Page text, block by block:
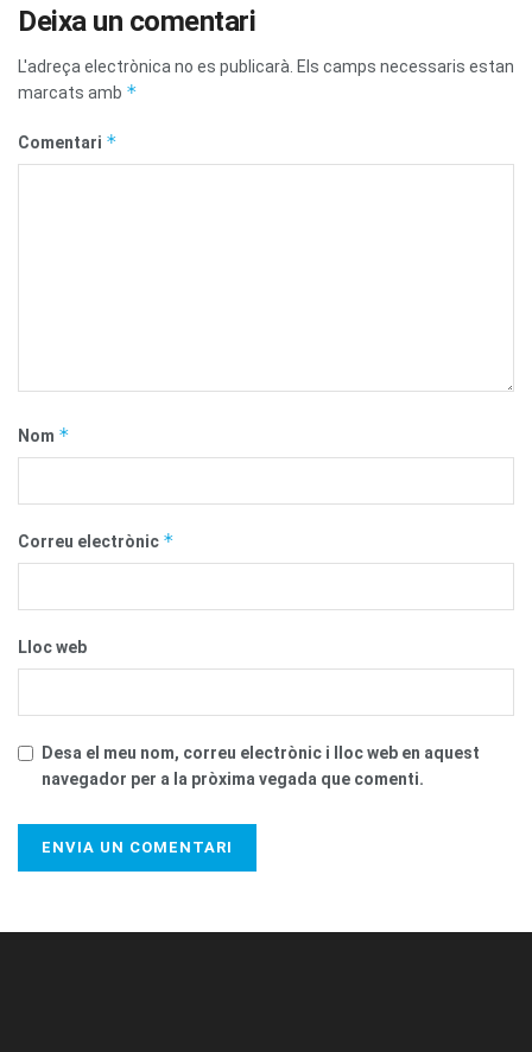
Deixa un comentari
L'adreça electrònica no es publicarà. Els camps necessaris estan
marcats amb *
Comentari *
Nom *
Correu electrònic *
Lloc web
Desa el meu nom, correu electrònic i lloc web en aquest
navegador per a la pròxima vegada que comenti.